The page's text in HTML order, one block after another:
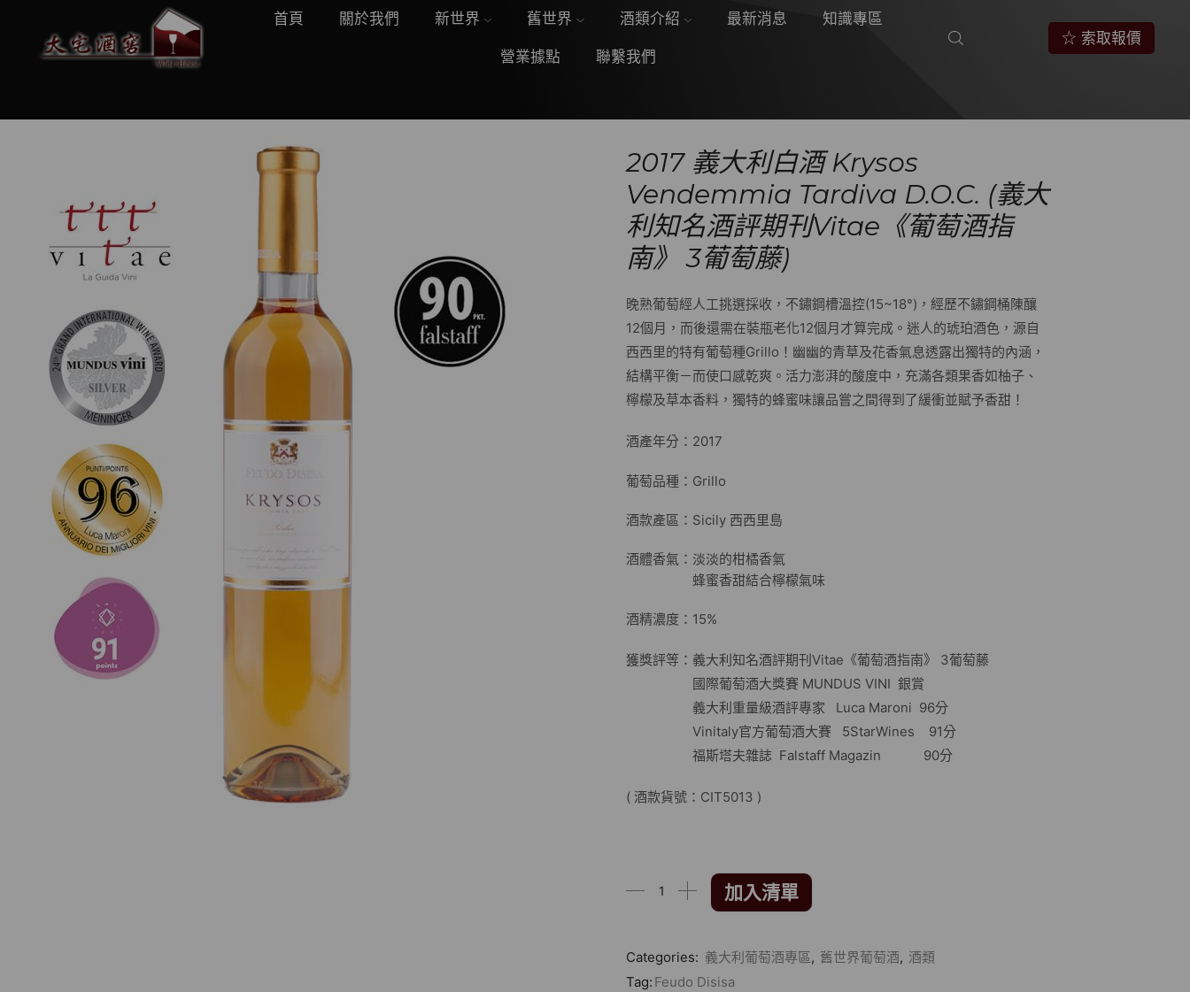
首頁 關於我們 新世界 舊世界 酒類介紹 最新消息 知識專區
營業據點 聯繫我們
☆ 索取報價
2017 義大利白酒 Krysos
Vendemmia Tardiva D.O.C. (義大
利知名酒評期刊Vitae《葡萄酒指
南》 3葡萄藤)
晚熟葡萄經人工挑選採收，不鏽鋼槽溫控(15~18°)，經歷不鏽鋼桶陳釀
12個月，而後還需在裝瓶老化12個月才算完成。迷人的琥珀酒色，源自
西西里的特有葡萄種Grillo！幽幽的青草及花香氣息透露出獨特的內涵，
結構平衡－而使口感乾爽。活力澎湃的酸度中，充滿各類果香如柚子、
檸檬及草本香料，獨特的蜂蜜味讓品嘗之間得到了緩衝並賦予香甜！
酒產年分：2017
葡萄品種：Grillo
酒款產區：Sicily 西西里島
酒體香氣：淡淡的柑橘香氣
蜂蜜香甜結合檸檬氣味
酒精濃度：15%
獲獎評等：義大利知名酒評期刊Vitae《葡萄酒指南》 3葡萄藤
國際葡萄酒大獎賽 MUNDUS VINI 銀賞
義大利重量級酒評專家 Luca Maroni 96分
Vinitaly官方葡萄酒大賽 5StarWines 91分
福斯塔夫雜誌 Falstaff Magazin 90分
( 酒款貨號：CIT5013 )
加入清單
Categories: 義大利葡萄酒專區, 舊世界葡萄酒, 酒類
Tag: Feudo Disisa